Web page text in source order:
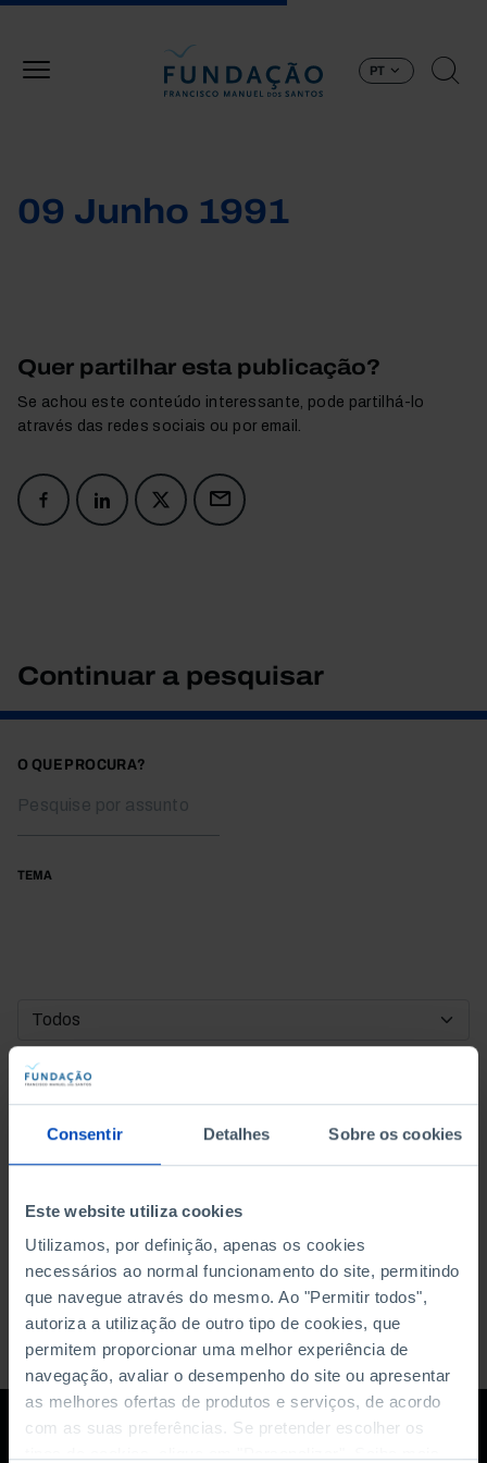
Consentir Detalhes Sobre os cookies
Este website utiliza cookies
Utilizamos, por definição, apenas os cookies
necessários ao normal funcionamento do site, permitindo
que navegue através do mesmo. Ao "Permitir todos",
autoriza a utilização de outro tipo de cookies, que
permitem proporcionar uma melhor experiência de
navegação, avaliar o desempenho do site ou apresentar
as melhores ofertas de produtos e serviços, de acordo
com as suas preferências. Se pretender escolher os
PT
09 Junho 1991
Quer partilhar esta publicação?
Se achou este conteúdo interessante, pode partilhá-lo
através das redes sociais ou por email.
Continuar a pesquisar
O QUE PROCURA?
TEMA
DATA DE INÍCIO
DATA DE FIM